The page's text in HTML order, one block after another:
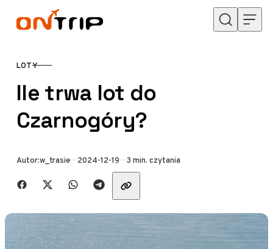
Przejdź do treści
KATEGORIA
LOTY
Ile trwa lot do
Czarnogóry?
Autor:w_trasie Opublikowano
2024-12-19 3 min. czytania
Udostępnij znajomym